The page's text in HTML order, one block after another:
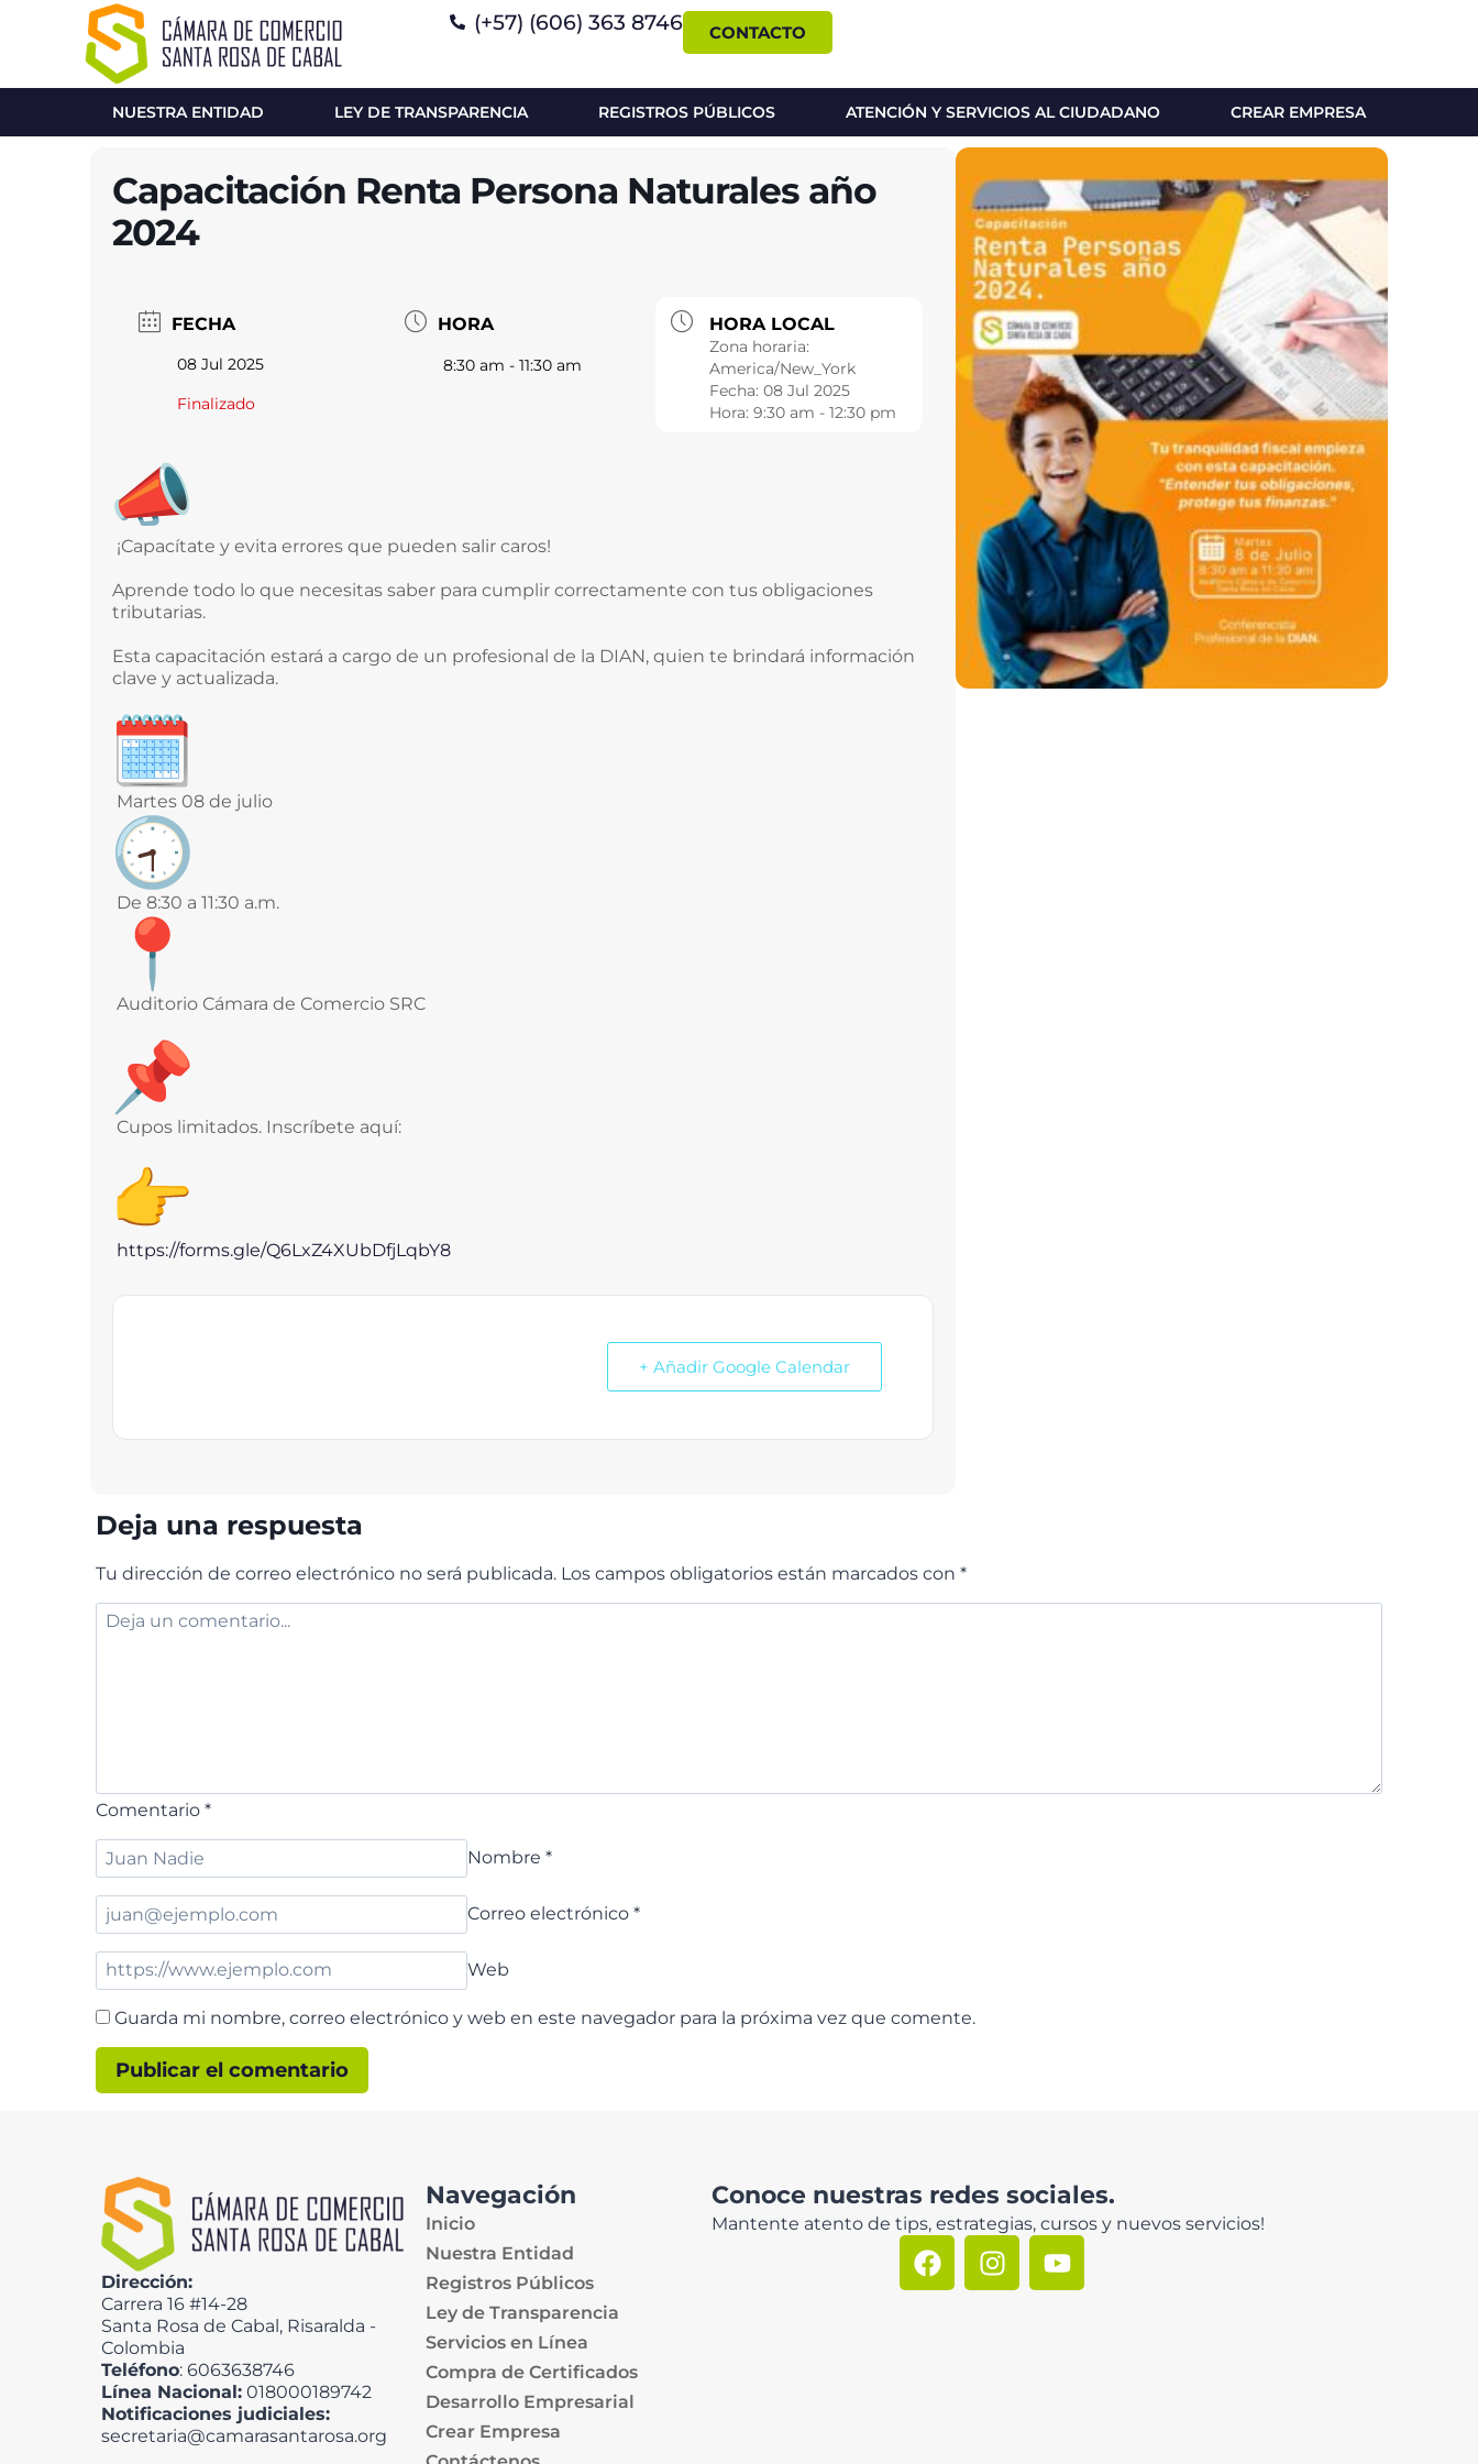
(+57) (606) 363 8746 CONTACTO
NUESTRA ENTIDAD LEY DE TRANSPARENCIA REGISTROS PÚBLICOS ATENCIÓN Y SERVICIOS AL CIUDADANO CREAR EMPRESA
Capacitación Renta Persona Naturales año
2024
FECHA
08 Jul 2025
Finalizado
HORA
8:30 am - 11:30 am
HORA LOCAL
Zona horaria:
America/New_York
Fecha:08 Jul 2025
Hora:9:30 am - 12:30 pm
¡Capacítate y evita errores que pueden salir caros!
Aprende todo lo que necesitas saber para cumplir correctamente con tus obligaciones
tributarias.
Esta capacitación estará a cargo de un profesional de la DIAN, quien te brindará información
clave y actualizada.
Martes 08 de julio
De 8:30 a 11:30 a.m.
Auditorio Cámara de Comercio SRC
Cupos limitados. Inscríbete aquí:
https://forms.gle/Q6LxZ4XUbDfjLqbY8
+ Añadir Google Calendar
Deja una respuesta
Tu dirección de correo electrónico no será publicada. Los campos obligatorios están marcados con *
Comentario *
Nombre *
Correo electrónico *
Web
Guarda mi nombre, correo electrónico y web en este navegador para la próxima vez que comente.
Dirección:
Carrera 16 #14-28
Santa Rosa de Cabal, Risaralda -
Colombia
Teléfono: 6063638746
Línea Nacional: 018000189742
Notificaciones judiciales:
secretaria@camarasantarosa.org
Navegación
Inicio
Nuestra Entidad
Registros Públicos
Ley de Transparencia
Servicios en Línea
Compra de Certificados
Desarrollo Empresarial
Crear Empresa
Conoce nuestras redes sociales.
Mantente atento de tips, estrategias, cursos y nuevos servicios!